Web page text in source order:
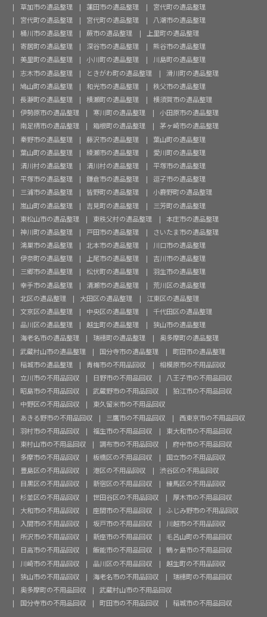
草加市の遺品整理
蓮田市の遺品整理
宮代町の遺品整理
宮代町の遺品整理
宮代町の遺品整理
八潮市の遺品整理
桶川市の遺品整理
蕨市の遺品整理
上里町の遺品整理
寄居町の遺品整理
深谷市の遺品整理
熊谷市の遺品整理
美里町の遺品整理
小川町の遺品整理
川島町の遺品整理
志木市の遺品整理
ときがわ町の遺品整理
滑川町の遺品整理
鳩山町の遺品整理
和光市の遺品整理
秩父市の遺品整理
長瀞町の遺品整理
横瀬町の遺品整理
横須賀市の遺品整理
伊勢原市の遺品整理
寒川町の遺品整理
小田原市の遺品整理
南足柄市の遺品整理
箱根町の遺品整理
茅ヶ崎市の遺品整理
秦野市の遺品整理
藤沢市の遺品整理
葉山町の遺品整理
葉山町の遺品整理
綾瀬市の遺品整理
愛川町の遺品整理
清川村の遺品整理
清川村の遺品整理
平塚市の遺品整理
平塚市の遺品整理
鎌倉市の遺品整理
逗子市の遺品整理
三浦市の遺品整理
皆野町の遺品整理
小鹿野町の遺品整理
嵐山町の遺品整理
吉見町の遺品整理
三芳町の遺品整理
東松山市の遺品整理
東秩父村の遺品整理
本庄市の遺品整理
神川町の遺品整理
戸田市の遺品整理
さいたま市の遺品整理
鴻巣市の遺品整理
北本市の遺品整理
川口市の遺品整理
伊奈町の遺品整理
上尾市の遺品整理
吉川市の遺品整理
三郷市の遺品整理
松伏町の遺品整理
羽生市の遺品整理
幸手市の遺品整理
清瀬市の遺品整理
荒川区の遺品整理
北区の遺品整理
大田区の遺品整理
江東区の遺品整理
文京区の遺品整理
中央区の遺品整理
千代田区の遺品整理
品川区の遺品整理
越生町の遺品整理
狭山市の遺品整理
海老名市の遺品整理
瑞穂町の遺品整理
奥多摩町の遺品整理
武蔵村山市の遺品整理
国分寺市の遺品整理
町田市の遺品整理
稲城市の遺品整理
青梅市の不用品回収
相模原市の不用品回収
立川市の不用品回収
日野市の不用品回収
八王子市の不用品回収
昭島市の不用品回収
武蔵野市の不用品回収
狛江市の不用品回収
中野区の不用品回収
東久留米市の不用品回収
あきる野市の不用品回収
三鷹市の不用品回収
西東京市の不用品回収
羽村市の不用品回収
福生市の不用品回収
東大和市の不用品回収
東村山市の不用品回収
調布市の不用品回収
府中市の不用品回収
多摩市の不用品回収
板橋区の不用品回収
国立市の不用品回収
豊島区の不用品回収
港区の不用品回収
渋谷区の不用品回収
目黒区の不用品回収
新宿区の不用品回収
練馬区の不用品回収
杉並区の不用品回収
世田谷区の不用品回収
厚木市の不用品回収
大和市の不用品回収
座間市の不用品回収
ふじみ野市の不用品回収
入間市の不用品回収
坂戸市の不用品回収
川越市の不用品回収
所沢市の不用品回収
新座市の不用品回収
毛呂山町の不用品回収
日高市の不用品回収
飯能市の不用品回収
鶴ヶ島市の不用品回収
川崎市の不用品回収
品川区の不用品回収
越生町の不用品回収
狭山市の不用品回収
海老名市の不用品回収
瑞穂町の不用品回収
奥多摩町の不用品回収
武蔵村山市の不用品回収
国分寺市の不用品回収
町田市の不用品回収 稲城市の不用品回収